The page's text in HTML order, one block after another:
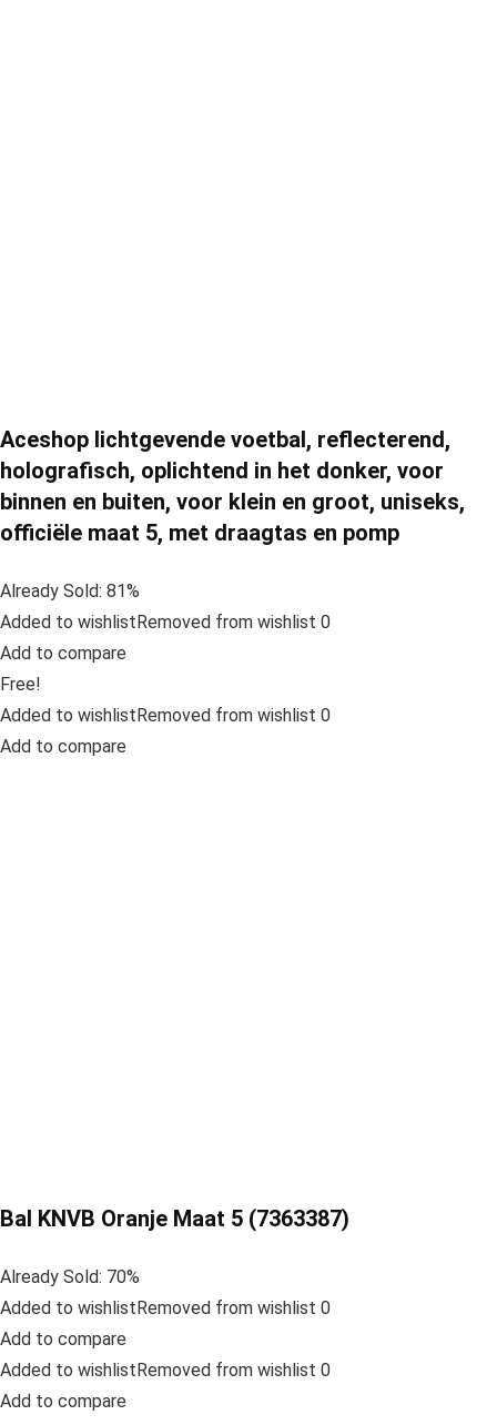
Aceshop lichtgevende voetbal, reflecterend,
holografisch, oplichtend in het donker, voor
binnen en buiten, voor klein en groot, uniseks,
officiële maat 5, met draagtas en pomp
Already Sold: 81%
Added to wishlistRemoved from wishlist 0
Add to compare
Free!
Added to wishlistRemoved from wishlist 0
Add to compare
Bal KNVB Oranje Maat 5 (7363387)
Already Sold: 70%
Added to wishlistRemoved from wishlist 0
Add to compare
Added to wishlistRemoved from wishlist 0
Add to compare